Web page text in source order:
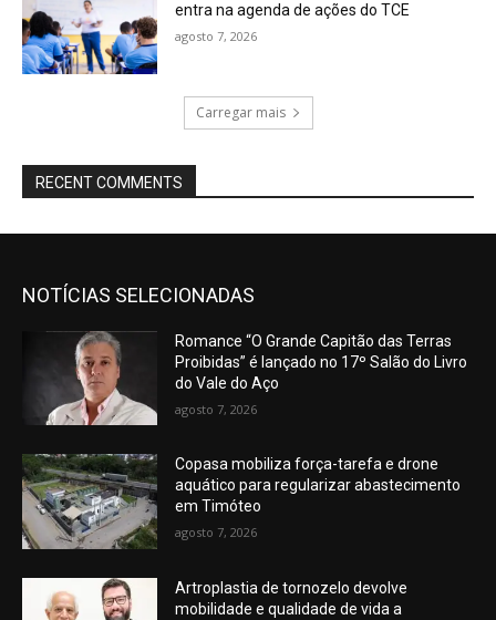
entra na agenda de ações do TCE
agosto 7, 2026
Carregar mais
RECENT COMMENTS
NOTÍCIAS SELECIONADAS
Romance “O Grande Capitão das Terras
Proibidas” é lançado no 17º Salão do Livro
do Vale do Aço
agosto 7, 2026
Copasa mobiliza força-tarefa e drone
aquático para regularizar abastecimento
em Timóteo
agosto 7, 2026
Artroplastia de tornozelo devolve
mobilidade e qualidade de vida a